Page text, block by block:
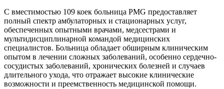
С вместимостью 109 коек больница PMG предоставляет
полный спектр амбулаторных и стационарных услуг,
обеспеченных опытными врачами, медсестрами и
мультидисциплинарной командой медицинских
специалистов. Больница обладает обширным клиническим
опытом в лечении сложных заболеваний, особенно сердечно-
сосудистых заболеваний, хронических болезней и случаев
длительного ухода, что отражает высокие клинические
возможности и преемственность медицинской помощи.